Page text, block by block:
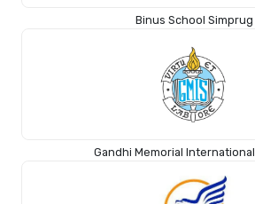
Binus School Simprug
Gandhi Memorial